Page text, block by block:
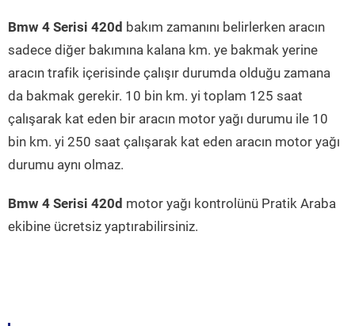
Bmw 4 Serisi 420d bakım zamanını belirlerken aracın
sadece diğer bakımına kalana km. ye bakmak yerine
aracın trafik içerisinde çalışır durumda olduğu zamana
da bakmak gerekir. 10 bin km. yi toplam 125 saat
çalışarak kat eden bir aracın motor yağı durumu ile 10
bin km. yi 250 saat çalışarak kat eden aracın motor yağı
durumu aynı olmaz.
Bmw 4 Serisi 420d motor yağı kontrolünü Pratik Araba
ekibine ücretsiz yaptırabilirsiniz.